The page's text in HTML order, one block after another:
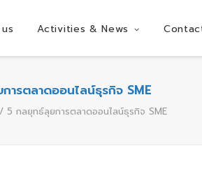
Activities & News
ารตลาดออนไลน์ธุรกิจ SME
5 กลยุทธ์ลุยการตลาดออนไลน์ธุรกิจ SME